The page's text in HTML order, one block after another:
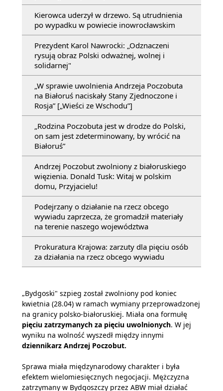
Kierowca uderzył w drzewo. Są utrudnienia
po wypadku w powiecie inowrocławskim
Prezydent Karol Nawrocki: „Odznaczeni
rysują obraz Polski odważnej, wolnej i
solidarnej"
„W sprawie uwolnienia Andrzeja Poczobuta
na Białoruś naciskały Stany Zjednoczone i
Rosja” [„Wieści ze Wschodu”]
„Rodzina Poczobuta jest w drodze do Polski,
on sam jest zdeterminowany, by wrócić na
Białoruś”
Andrzej Poczobut zwolniony z białoruskiego
więzienia. Donald Tusk: Witaj w polskim
domu, Przyjacielu!
Podejrzany o działanie na rzecz obcego
wywiadu zaprzecza, że gromadził materiały
na terenie naszego województwa
Prokuratura Krajowa: zarzuty dla pięciu osób
za działania na rzecz obcego wywiadu
„Bydgoski" szpieg został zwolniony pod koniec
kwietnia (28.04) w ramach wymiany przeprowadzonej
na granicy polsko-białoruskiej. Miała ona formułę
pięciu zatrzymanych za pięciu uwolnionych. W jej
wyniku na wolność wyszedł między innymi
dziennikarz Andrzej Poczobut.
Sprawa miała międzynarodowy charakter i była
efektem wielomiesięcznych negocjacji. Mężczyzna
zatrzymany w Bydgoszczy przez ABW miał działać